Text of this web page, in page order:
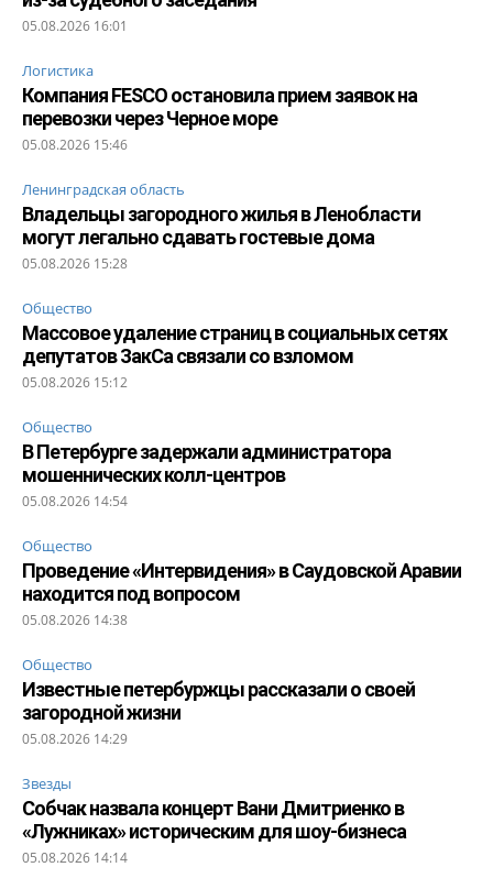
05.08.2026 16:01
Логистика
Компания FESCO остановила прием заявок на
перевозки через Черное море
05.08.2026 15:46
Ленинградская область
Владельцы загородного жилья в Ленобласти
могут легально сдавать гостевые дома
05.08.2026 15:28
Общество
Массовое удаление страниц в социальных сетях
депутатов ЗакСа связали со взломом
05.08.2026 15:12
Общество
В Петербурге задержали администратора
мошеннических колл-центров
05.08.2026 14:54
Общество
Проведение «Интервидения» в Саудовской Аравии
находится под вопросом
05.08.2026 14:38
Общество
Известные петербуржцы рассказали о своей
загородной жизни
05.08.2026 14:29
Звезды
Собчак назвала концерт Вани Дмитриенко в
«Лужниках» историческим для шоу-бизнеса
05.08.2026 14:14